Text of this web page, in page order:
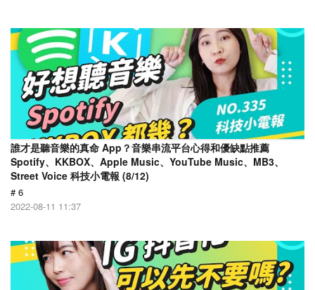
誰才是聽音樂的真命 App？音樂串流平台心得和優缺點推薦
Spotify、KKBOX、Apple Music、YouTube Music、MB3、
Street Voice 科技小電報 (8/12)
# 6
2022-08-11 11:37